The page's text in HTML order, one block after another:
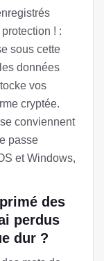
! :
sous cette
données
vos
cryptée.
conviennent
passe
et Windows,
des
perdus
dur ?